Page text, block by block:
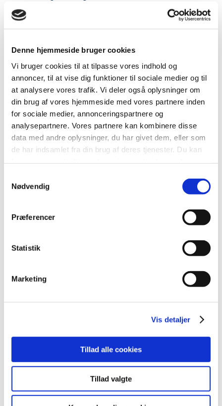
Denne hjemmeside bruger cookies
Vi bruger cookies til at tilpasse vores indhold og
annoncer, til at vise dig funktioner til sociale medier og til
at analysere vores trafik. Vi deler også oplysninger om
din brug af vores hjemmeside med vores partnere inden
for sociale medier, annonceringspartnere og
analysepartnere. Vores partnere kan kombinere disse
data med andre oplysninger, du har givet dem, eller som
de har indsamlet fra din brug af deres tjenester. Du kan
dine oplysninger i vores
Du kan altid ændre i eller trække dit samtykke tilbage ved
Nødvendig
Præferencer
Statistik
Marketing
Vis detaljer
Tillad alle cookies
Tillad valgte
Fredag: 07:30-15:00
Ring og aftal tid til afhentning af bil.
Tlf: 44 40 99 14
Mail: BDGA@hjhansen.dk
Odense
Havnegade 155
5000 Odense C
Få rutevejledning her
Mandag-torsdag 07:30-15:00
Fredag: 07:00-14:00
Ring og aftal tid til afhentning af bil.